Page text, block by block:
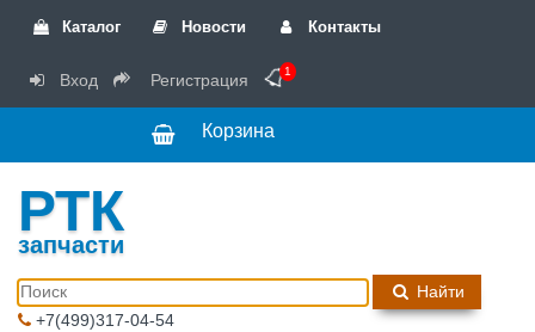
Каталог Новости Контакты
Вход Регистрация 1
Корзина
РТК
запчасти
Найти
+7(499)317-04-54